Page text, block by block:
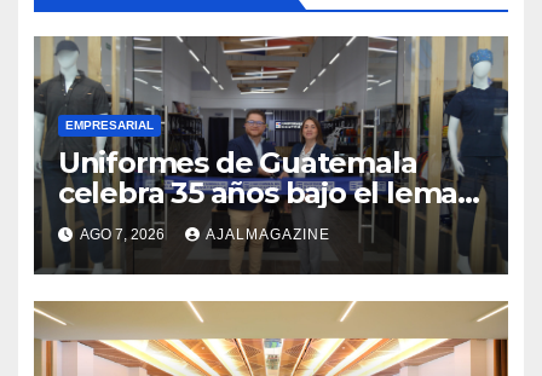
EMPRESARIAL
Uniformes de Guatemala
celebra 35 años bajo el lema
«Hechos para destacar» y
continúa su expansión
nacional
AGO 7, 2026 AJALMAGAZINE